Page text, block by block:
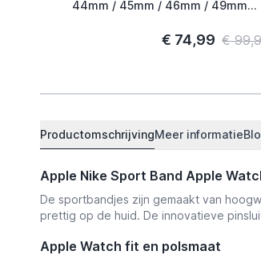
44mm / 45mm / 46mm / 49mm
€ 74,99 €
ProductomschrijvingMeer informatie
Apple Nike Sport Band Apple
De sportbandjes zijn gemaakt van
prettig op de huid. De innovatieve
Apple Watch fit en polsmaat